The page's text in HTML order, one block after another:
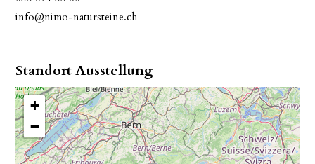
info@nimo-natursteine.ch
Standort Ausstellung
+
−